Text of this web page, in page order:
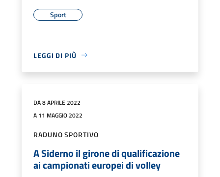
Sport
LEGGI DI PIÙ
DA 8 APRILE 2022
A 11 MAGGIO 2022
RADUNO SPORTIVO
A Siderno il girone di qualificazione
ai campionati europei di volley